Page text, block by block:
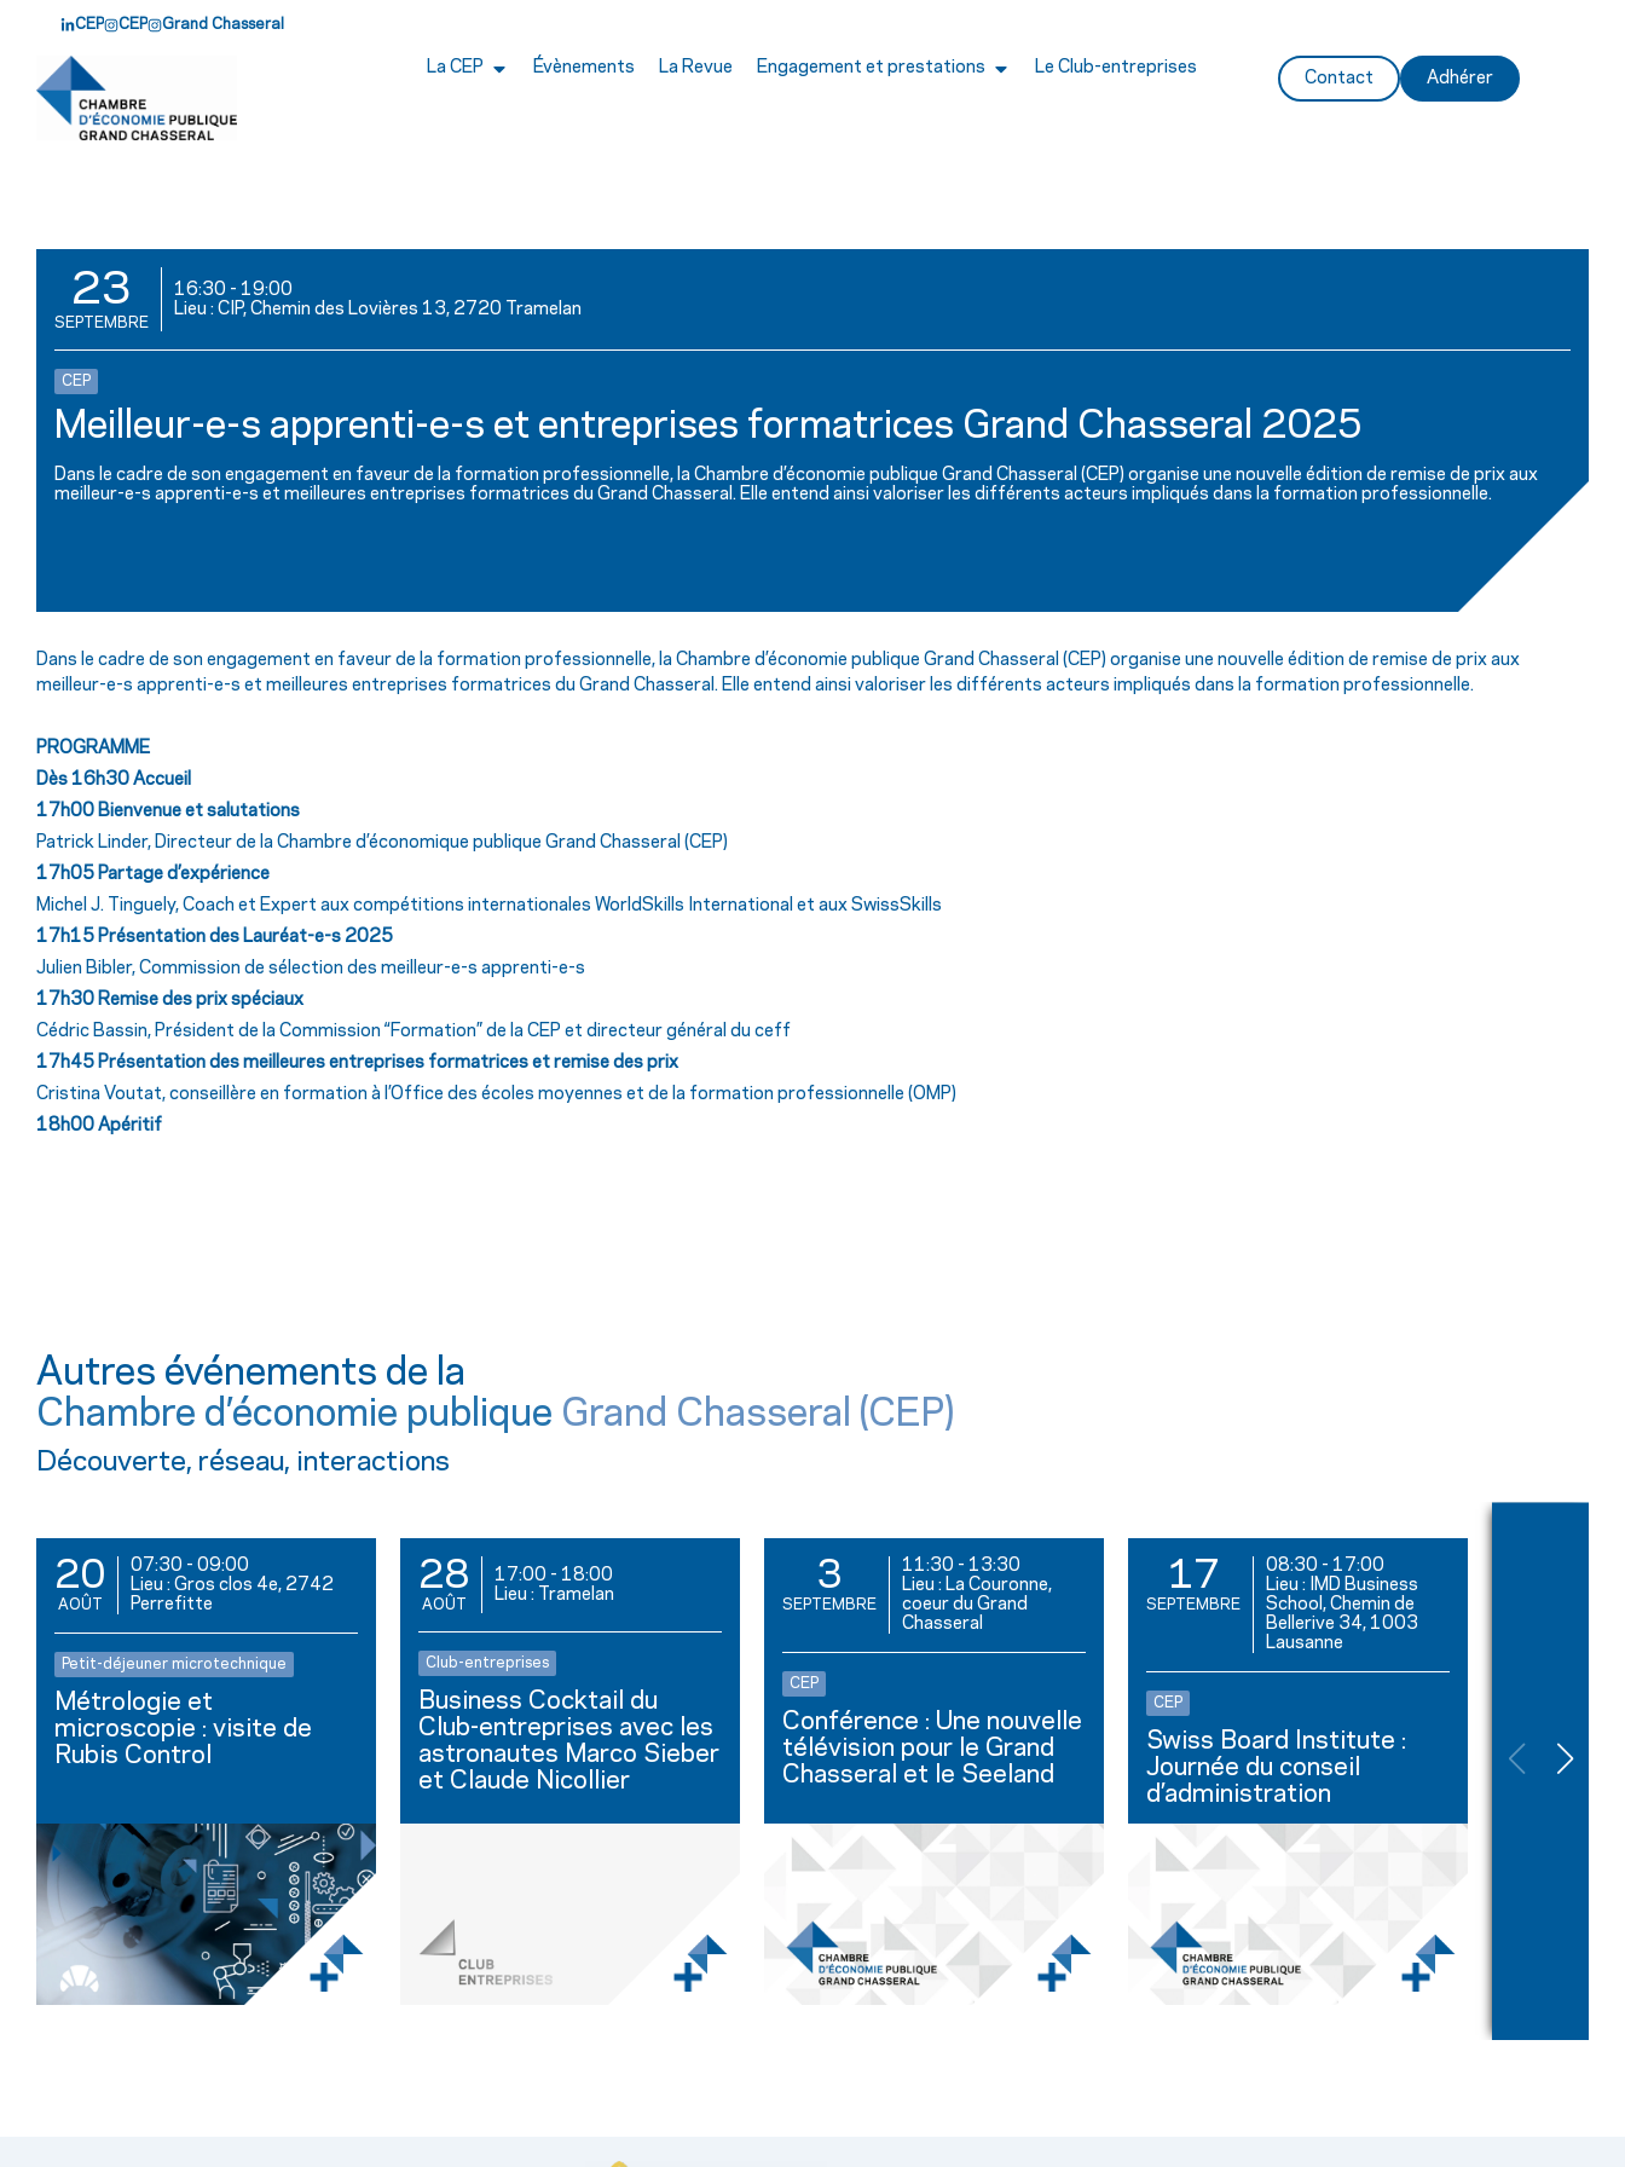
CEP CEP Grand Chasseral
La CEP Évènements La Revue Engagement et prestations Le Club-entreprises
Contact Adhérer
23
SEPTEMBRE
16:30 - 19:00
Lieu : CIP, Chemin des Lovières 13, 2720 Tramelan
CEP
Meilleur-e-s apprenti-e-s et entreprises formatrices Grand Chasseral 2025
Dans le cadre de son engagement en faveur de la formation professionnelle, la Chambre d’économie publique Grand Chasseral (CEP) organise une nouvelle édition de remise de prix aux
meilleur-e-s apprenti-e-s et meilleures entreprises formatrices du Grand Chasseral. Elle entend ainsi valoriser les différents acteurs impliqués dans la formation professionnelle.
Dans le cadre de son engagement en faveur de la formation professionnelle, la Chambre d’économie publique Grand Chasseral (CEP) organise une nouvelle édition de remise de prix aux
meilleur-e-s apprenti-e-s et meilleures entreprises formatrices du Grand Chasseral. Elle entend ainsi valoriser les différents acteurs impliqués dans la formation professionnelle.
PROGRAMME
Dès 16h30 Accueil
17h00 Bienvenue et salutations
Patrick Linder, Directeur de la Chambre d’économique publique Grand Chasseral (CEP)
17h05 Partage d’expérience
Michel J. Tinguely, Coach et Expert aux compétitions internationales WorldSkills International et aux SwissSkills
17h15 Présentation des Lauréat-e-s 2025
Julien Bibler, Commission de sélection des meilleur-e-s apprenti-e-s
17h30 Remise des prix spéciaux
Cédric Bassin, Président de la Commission “Formation” de la CEP et directeur général du ceff
17h45 Présentation des meilleures entreprises formatrices et remise des prix
Cristina Voutat, conseillère en formation à l’Office des écoles moyennes et de la formation professionnelle (OMP)
18h00 Apéritif
Autres événements de la
Chambre d’économie publique Grand Chasseral (CEP)
Découverte, réseau, interactions
20
AOÛT
07:30 - 09:00
Lieu : Gros clos 4e, 2742
Perrefitte
Petit-déjeuner microtechnique
Métrologie et
microscopie : visite de
Rubis Control
28
AOÛT
17:00 - 18:00
Lieu : Tramelan
Club-entreprises
Business Cocktail du
Club-entreprises avec les
astronautes Marco Sieber
et Claude Nicollier
3
SEPTEMBRE
11:30 - 13:30
Lieu : La Couronne,
coeur du Grand
Chasseral
CEP
Conférence : Une nouvelle
télévision pour le Grand
Chasseral et le Seeland
17
SEPTEMBRE
08:30 - 17:00
Lieu : IMD Business
School, Chemin de
Bellerive 34, 1003
Lausanne
CEP
Swiss Board Institute :
Journée du conseil
d’administration
de Zesar